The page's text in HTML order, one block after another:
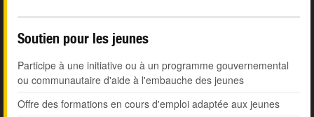
Soutien pour les jeunes
Participe à une initiative ou à un programme gouvernemental
ou communautaire d'aide à l'embauche des jeunes
Offre des formations en cours d'emploi adaptée aux jeunes